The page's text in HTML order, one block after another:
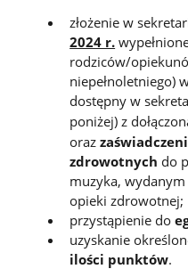
złożenie w
2024 r.
rodziców/
niepełnoletniego)
dostępny w
poniżej) z
oraz
zdrowotnych do
muzyka,
opieki zdrowotnej;
przystąpienie do
uzyskanie
ilości punktów.